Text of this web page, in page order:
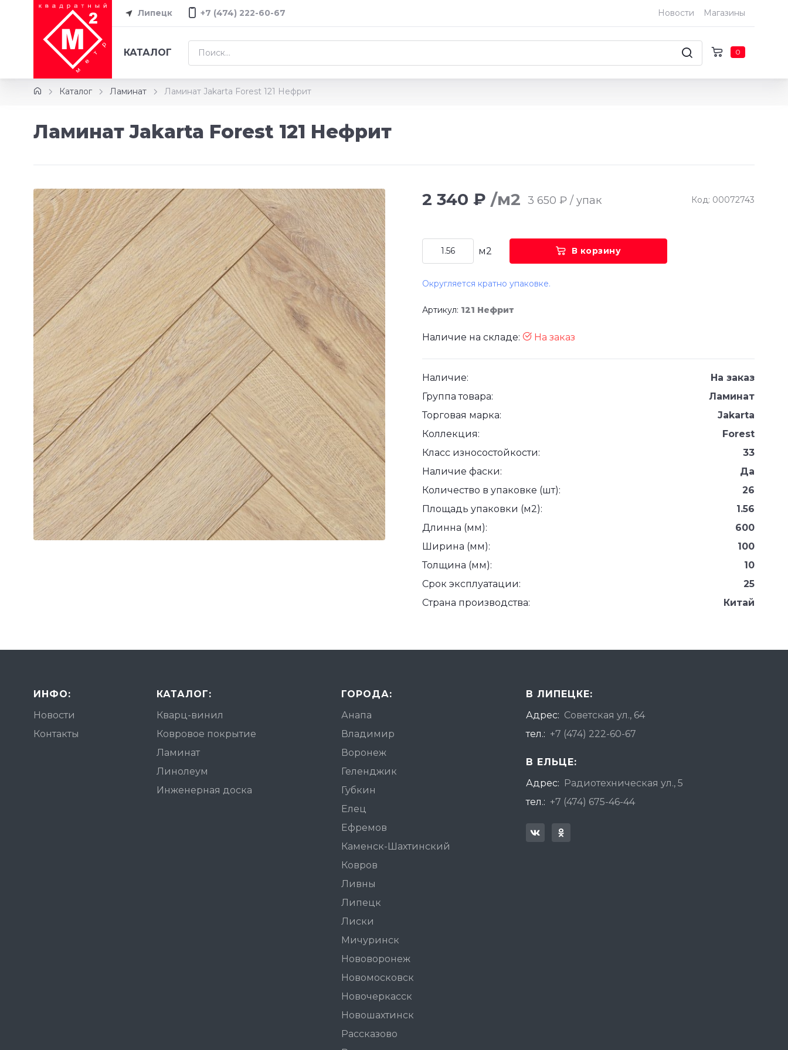
Липецк +7 (474) 222-60-67 Новости Магазины
КАТАЛОГ 0
Каталог Ламинат Ламинат Jakarta Forest 121 Нефрит
Ламинат Jakarta Forest 121 Нефрит
2 340 ₽ /м2 3 650 ₽ / упак Код: 00072743
м2 В корзину
Округляется кратно упаковке.
Артикул: 121 Нефрит
Наличие на складе: На заказ
Наличие:
На заказ
Группа товара:
Ламинат
Торговая марка:
Jakarta
Коллекция:
Forest
Класс износостойкости:
33
Наличие фаски:
Да
Количество в упаковке (шт):
26
Площадь упаковки (м2):
1.56
Длинна (мм):
600
Ширина (мм):
100
Толщина (мм):
10
Срок эксплуатации:
25
Страна производства:
Китай
ИНФО:
Новости
Контакты
КАТАЛОГ:
Кварц-винил
Ковровое покрытие
Ламинат
Линолеум
Инженерная доска
ГОРОДА:
Анапа
Владимир
Воронеж
Геленджик
Губкин
Елец
Ефремов
Каменск-Шахтинский
Ковров
Ливны
Липецк
Лиски
Мичуринск
Нововоронеж
Новомосковск
Новочеркасск
Новошахтинск
Рассказово
В ЛИПЕЦКЕ:
Адрес: Советская ул., 64
тел.: +7 (474) 222-60-67
В ЕЛЬЦЕ:
Адрес:
Радиотехническая ул., 5
тел.: +7 (474) 675-46-44